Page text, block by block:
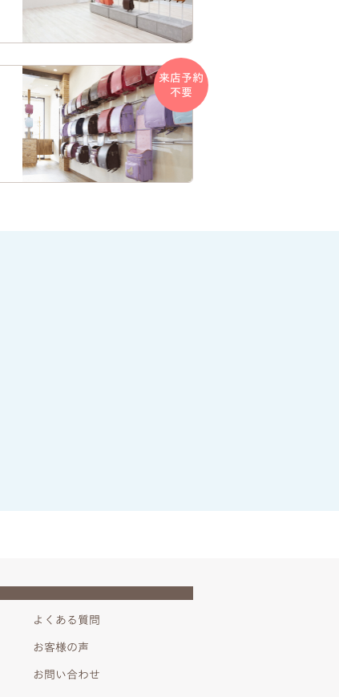
来店予約
不要
よくある質問
お客様の声
お問い合わせ